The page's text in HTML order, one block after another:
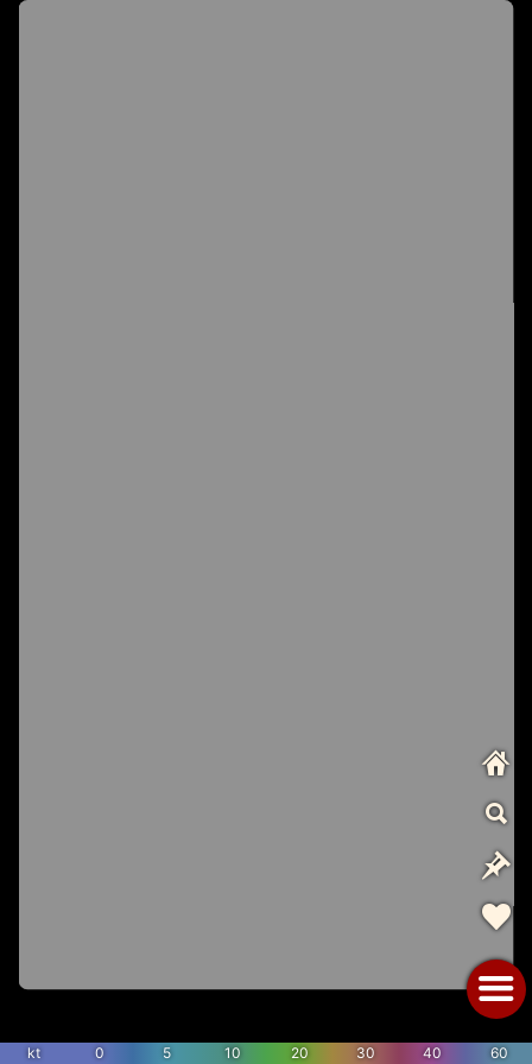
kt 0 5 10 20 30 40 60